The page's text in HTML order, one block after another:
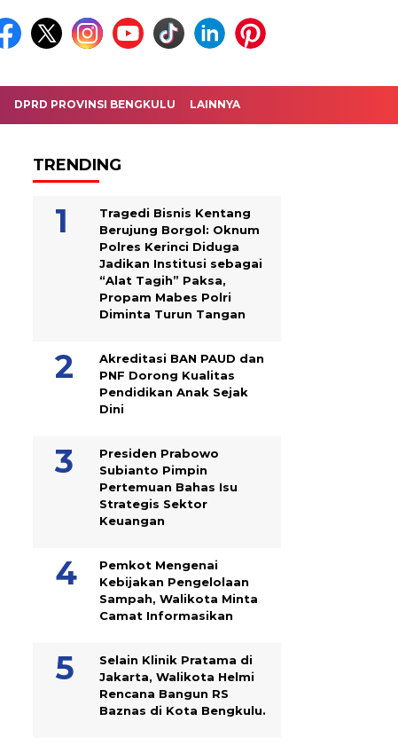
DPRD PROVINSI BENGKULU LAINNYA
TRENDING
Tragedi Bisnis Kentang
Berujung Borgol: Oknum
Polres Kerinci Diduga
Jadikan Institusi sebagai
“Alat Tagih” Paksa,
Propam Mabes Polri
Diminta Turun Tangan
Akreditasi BAN PAUD dan
PNF Dorong Kualitas
Pendidikan Anak Sejak
Dini
Presiden Prabowo
Subianto Pimpin
Pertemuan Bahas Isu
Strategis Sektor
Keuangan
Pemkot Mengenai
Kebijakan Pengelolaan
Sampah, Walikota Minta
Camat Informasikan
Selain Klinik Pratama di
Jakarta, Walikota Helmi
Rencana Bangun RS
Baznas di Kota Bengkulu.